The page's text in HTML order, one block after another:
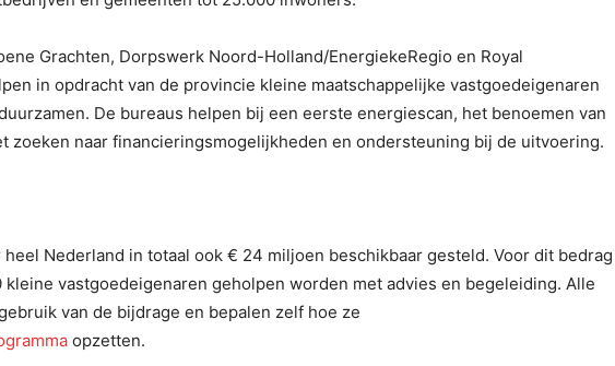
Grachten, Dorpswerk Noord-Holland/EnergiekeRegio en Royal
in opdracht van de provincie kleine maatschappelijke vastgoedeigenaren
De bureaus helpen bij een eerste energiescan, het benoemen van
zoeken naar financieringsmogelijkheden en ondersteuning bij de uitvoering.
Nederland in totaal ook € 24 miljoen beschikbaar gesteld. Voor dit bedrag
kleine vastgoedeigenaren geholpen worden met advies en begeleiding. Alle
van de bijdrage en bepalen zelf hoe ze
opzetten.